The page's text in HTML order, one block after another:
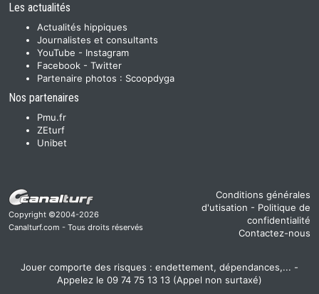
Les actualités
Actualités hippiques
Journalistes et consultants
YouTube - Instagram
Facebook - Twitter
Partenaire photos : Scoopdyga
Nos partenaires
Pmu.fr
ZEturf
Unibet
Copyright ©2004-2026
Canalturf.com - Tous droits réservés
Conditions générales
d'utisation - Politique de
confidentialité
Contactez-nous
Jouer comporte des risques : endettement, dépendances,... -
Appelez le 09 74 75 13 13 (Appel non surtaxé)